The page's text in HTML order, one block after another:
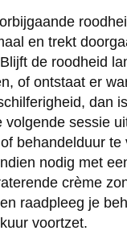
en trekt
de roodheid
of ontstaat er
dan
volgende sessie
behandelduur te
nodig met
crème
raadpleeg je
voortzet.